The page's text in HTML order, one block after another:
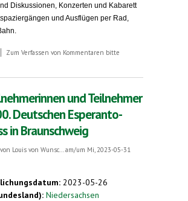
Diskussionen, Konzerten und Kabarett
und Ausflügen per Rad,
über Neuer Vorsitzender des Deutschen
Zum Verfassen von Kommentaren bitte
und Teilnehmer
Deutschen Esperanto-
in Braunschweig
Louis von Wunsc...
am/um Mi, 2023-05-31
2023-05-26
Niedersachsen